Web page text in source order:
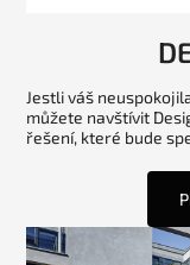
Jestli váš
můžete navštívit
řešení, které bude